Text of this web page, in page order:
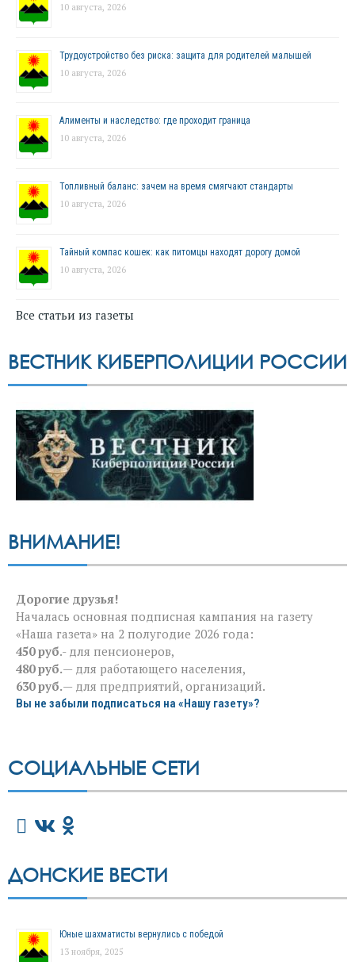
10 августа, 2026
Трудоустройство без риска: защита для родителей малышей
10 августа, 2026
Алименты и наследство: где проходит граница
10 августа, 2026
Топливный баланс: зачем на время смягчают стандарты
10 августа, 2026
Тайный компас кошек: как питомцы находят дорогу домой
10 августа, 2026
Все статьи из газеты
ВЕСТНИК КИБЕРПОЛИЦИИ РОССИИ
ВНИМАНИЕ!
Дорогие друзья!
Началась основная подписная кампания на газету
«Наша газета» на 2 полугодие 2026 года:
450 руб.- для пенсионеров,
480 руб.— для работающего населения,
630 руб.— для предприятий, организаций.
Вы не забыли подписаться на «Нашу газету»?
СОЦИАЛЬНЫЕ СЕТИ
ДОНСКИЕ ВЕСТИ
Юные шахматисты вернулись с победой
13 ноября, 2025